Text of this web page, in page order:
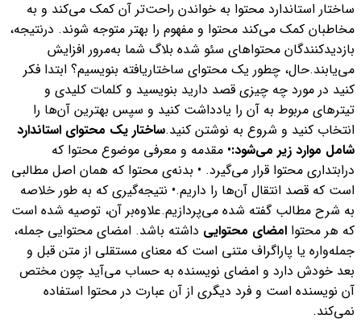
ساختار استاندارد محتوا به خواندن راحت‌تر آن کمک می‌کند و به
مخاطبان کمک می‌کند محتوا و مفهوم را بهتر متوجه شوند. درنتیجه،
بازدیدکنندگان محتواهای سئو شده بلاگ شما به‌مرور افزایش
می‌یابند.حال، چطور یک محتوای ساختاریافته بنویسیم؟ ابتدا فکر
کنید در مورد چه چیزی قصد دارید بنویسید و کلمات کلیدی و
تیترهای مربوط به آن را یادداشت کنید و سپس بهترین آن‌ها را
انتخاب کنید و شروع به نوشتن کنید.ساختار یک محتوای استاندارد
شامل موارد زیر می‌شود:• مقدمه و معرفی موضوع محتوا که
درابتداری محتوا قرار می‌گیرد. • بدنه‌ی محتوا که همان اصل مطالبی
است که قصد انتقال آن‌ها را داریم.• نتیجه‌گیری که به طور خلاصه
به شرح مطالب گفته شده می‌پردازیم.علاوه‌بر آن، توصیه شده است
که هر محتوا امضای محتوایی داشته باشد. امضای محتوایی جمله،
جمله‌واره یا پاراگراف متنی است که معنای مستقلی از متن قبل و
بعد خودش دارد و امضای نویسنده به حساب می‌آید چون مختص
آن نویسنده است و فرد دیگری از آن عبارت در محتوا استفاده
نمی‌کند.